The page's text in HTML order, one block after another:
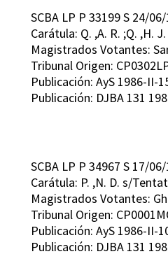
SCBA LP P 33199 S 24/
Carátula: Q. ,A. R. ;Q.
Magistrados Votantes:
Tribunal Origen:
Publicación: AyS 1986-II-
Publicación: DJBA 131
SCBA LP P 34967 S 17/
Carátula: P. ,N. D. s/
Magistrados Votantes:
Tribunal Origen:
Publicación: AyS 1986-II-
Publicación: DJBA 131